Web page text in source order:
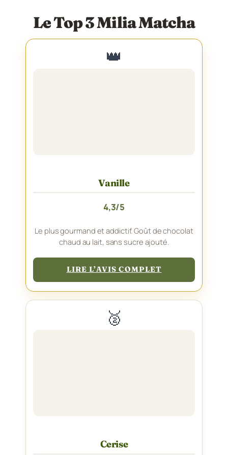
Le Top 3 Milia Matcha
🥈
Cerise
👑
Vanille
4,3/5
Le plus gourmand et addictif. Goût de chocolat
chaud au lait, sans sucre ajouté.
LIRE L’AVIS COMPLET